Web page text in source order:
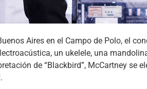
Aires en el Campo de Polo, el
un ukelele, una
de “Blackbird”, McCartney se